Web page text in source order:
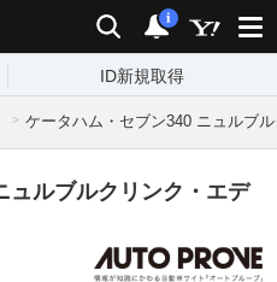
検索 通知
i
ID新規取得
ケータハム・セブン340 ニュルブ
ュルブルクリンク・エデ